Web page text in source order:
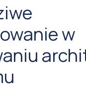
w